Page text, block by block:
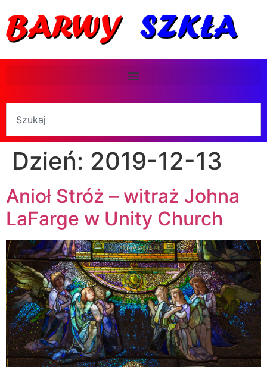
Dzień: 2019-12-13
Anioł Stróż – witraż Johna
LaFarge w Unity Church